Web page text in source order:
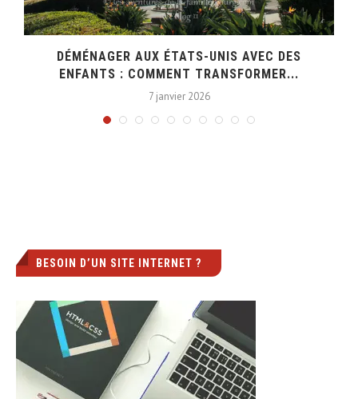
DÉMÉNAGER AUX ÉTATS-UNIS AVEC DES
ENFANTS : COMMENT TRANSFORMER...
7 janvier 2026
BESOIN D’UN SITE INTERNET ?